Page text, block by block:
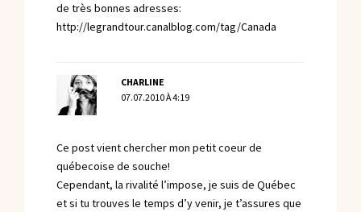
de très bonnes adresses:
http://legrandtour.canalblog.com/tag/Canada
CHARLINE
07.07.2010 À 4:19
Ce post vient chercher mon petit coeur de
québecoise de souche!
Cependant, la rivalité l’impose, je suis de Québec
et si tu trouves le temps d’y venir, je t’assures que